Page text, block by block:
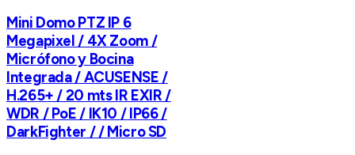
Mini Domo PTZ IP 6
Megapixel / 4X Zoom /
Micrófono y Bocina
Integrada / ACUSENSE /
H.265+ / 20 mts IR EXIR /
WDR / PoE / IK10 / IP66 /
DarkFighter / / Micro SD